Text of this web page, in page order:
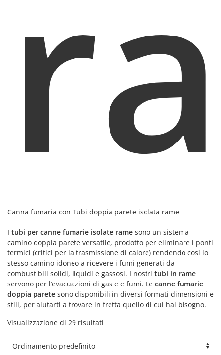
Canna fumaria con Tubi doppia parete isolata rame
I tubi per canne fumarie isolate rame sono un sistema
camino doppia parete versatile, prodotto per eliminare i ponti
termici (critici per la trasmissione di calore) rendendo così lo
stesso camino idoneo a ricevere i fumi generati da
combustibili solidi, liquidi e gassosi. I nostri tubi in rame
servono per l’evacuazioni di gas e e fumi. Le canne fumarie
doppia parete sono disponibili in diversi formati dimensioni e
stili, per aiutarti a trovare in fretta quello di cui hai bisogno.
Visualizzazione di 29 risultati